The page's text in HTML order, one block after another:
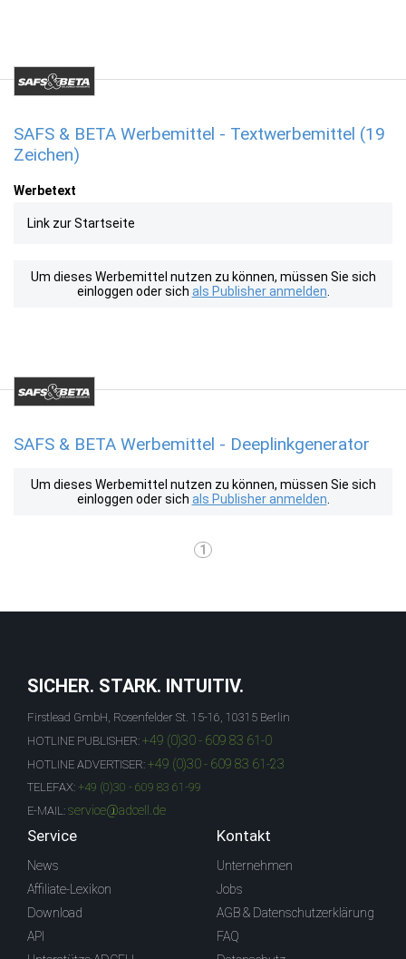
SAFS & BETA Werbemittel - Textwerbemittel (19
Zeichen)
Werbetext
Link zur Startseite
Um dieses Werbemittel nutzen zu können, müssen Sie sich
einloggen oder sich als Publisher anmelden
SAFS & BETA Werbemittel - Deeplinkgenerator
Um dieses Werbemittel nutzen zu können, müssen Sie sich
einloggen oder sich als Publisher anmelden
1
SICHER. STARK. INTUITIV.
Firstlead GmbH, Rosenfelder St. 15-16, 10315 Berlin
HOTLINE PUBLISHER: +49 (0)30 - 609 83 61-0
HOTLINE ADVERTISER: +49 (0)30 - 609 83 61-23
TELEFAX: +49 (0)30 - 609 83 61-99
E-MAIL: service@adcell.de
Service
News
Affiliate-Lexikon
Download
API
Kontakt
Unternehmen
Jobs
AGB & Datenschutzerklärung
FAQ